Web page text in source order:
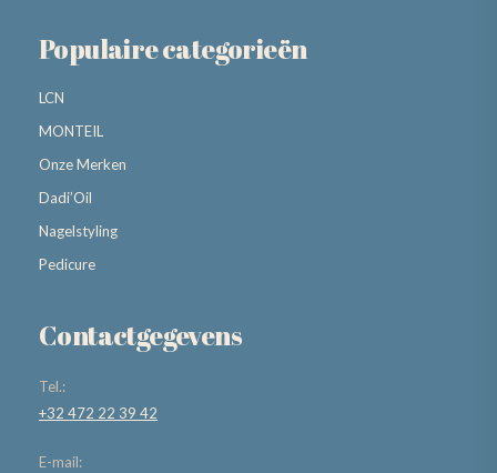
Populaire categorieën
LCN
MONTEIL
Onze Merken
Dadi’Oil
Nagelstyling
Pedicure
Contactgegevens
Tel.:
+32 472 22 39 42
E-mail: